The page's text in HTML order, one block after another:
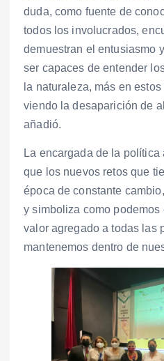
duda, como fuente de
todos los involucrados,
demuestran el entusiasmo
ser capaces de entender
la naturaleza, más en
viendo la desaparición de
añadió.
La encargada de la
que los nuevos retos que
época de constante
y simboliza como
valor agregado a todas las
mantenemos dentro de